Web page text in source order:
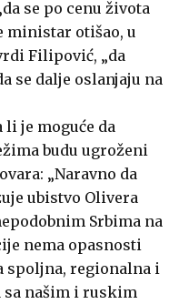
se po cenu života
ministar otišao, u
Filipović, „da
se dalje oslanjaju na
li je moguće da
budu ugroženi
„Naravno da
ubistvo Olivera
Srbima na
nema opasnosti
spoljna, regionalna i
našim i ruskim